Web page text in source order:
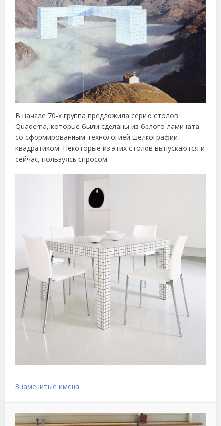
В начале 70-х группа предложила серию столов
Quaderna, которые были сделаны из белого ламината
со сформированным технологией шелкографии
квадратиком. Некоторые из этих столов выпускаются и
сейчас, пользуясь спросом.
Знаменитые имена